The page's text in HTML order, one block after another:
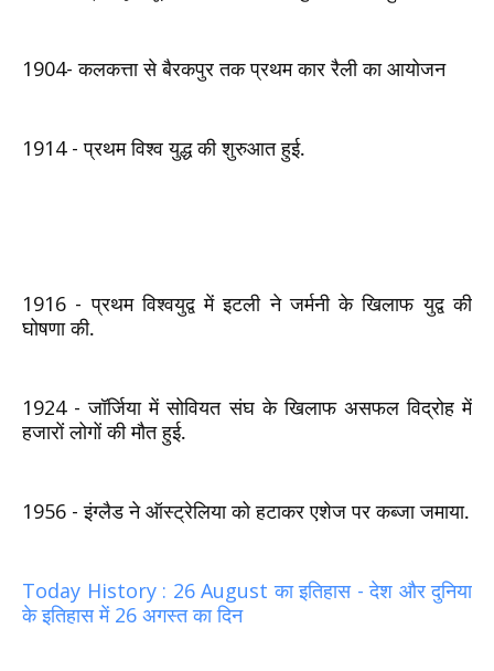
1904-कलकत्ता से बैरकपुर तक प्रथम कार रैली का आयोजन
1914 -प्रथम विश्‍व युद्ध की शुरुआत हुई.
1916 -प्रथम विश्‍वयुद्व में इटली ने जर्मनी के खिलाफ युद्व की
घोषणा की.
1924 -जॉर्जिया में सोवियत संघ के खिलाफ असफल विद्रोह में
हजारों लोगों की मौत हुई.
1956 -इंग्‍लैड ने ऑस्‍ट्रेलिया को हटाकर एशेज पर कब्‍जा जमाया.
Today History : 26 August का इतिहास - देश और दुनिया
के इतिहास में 26 अगस्त का दिन